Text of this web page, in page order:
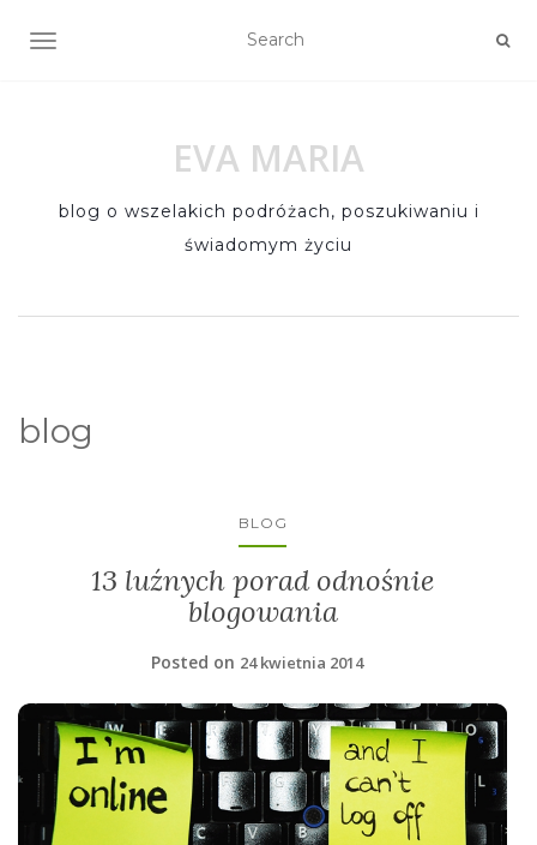
TOGGLE NAVIGATION
EVA MARIA
blog o wszelakich podróżach, poszukiwaniu i
świadomym życiu
blog
BLOG
13 luźnych porad odnośnie
blogowania
Posted on 24 kwietnia 2014